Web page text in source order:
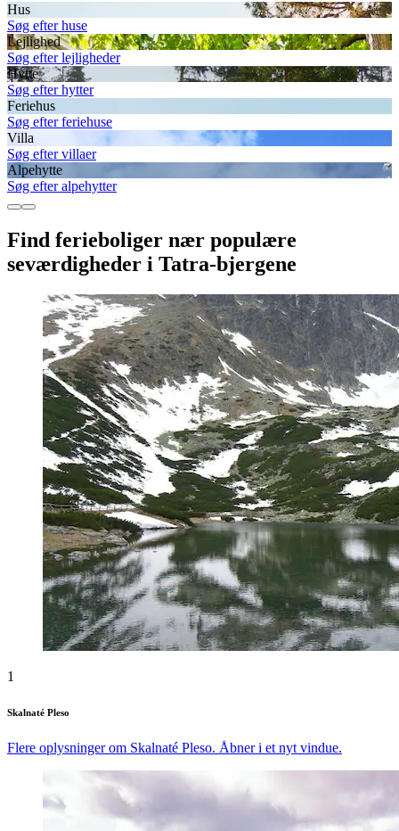
Hus
Søg efter huse
Lejlighed
Søg efter lejligheder
Hytte
Søg efter hytter
Feriehus
Søg efter feriehuse
Villa
Søg efter villaer
Alpehytte
Søg efter alpehytter
Find ferieboliger nær populære
seværdigheder i Tatra-bjergene
1
Skalnaté Pleso
Flere oplysninger om Skalnaté Pleso. Åbner i et nyt vindue.